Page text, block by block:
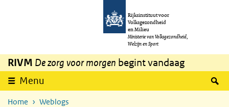
Overslaan en naar de inhoud gaan
Rijksinstituut voor
Volksgezondheid
en Milieu
Ministerie van Volksgezondheid,
Welzijn en Sport
RIVM De zorg voor morgen begint vandaag
Menu
Home
Weblogs